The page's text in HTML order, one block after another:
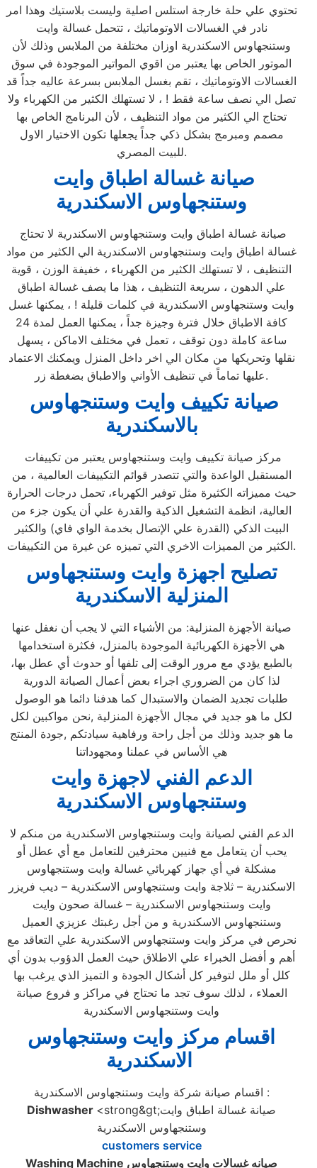
تحتوي علي حلة خارجة استلس اصلية وليست بلاستيك وهذا امر
نادر في الغسالات الاوتوماتيك ، تتحمل غسالة وايت
وستنجهاوس الاسكندرية اوزان مختلفة من الملابس وذلك لأن
الموتور الخاص بها يعتبر من اقوي المواتير الموجودة في سوق
الغسالات الاوتوماتيك ، تقم بغسل الملابس بسرعة عاليه جداً قد
تصل الي نصف ساعة فقط ! ، لا تستهلك الكثير من الكهرباء ولا
تحتاج الي الكثير من مواد التنظيف ، لأن البرنامج الخاص بها
مصمم ومبرمج بشكل ذكي جداً يجعلها تكون الاختيار الاول
للبيت المصري.
وستنجهاوس الاسكندرية
غسالة اطباق وايت وستنجهاوس الاسكندرية الي الكثير من مواد
التنظيف ، لا تستهلك الكثير من الكهرباء ، خفيفة الوزن ، قوية
علي الدهون ، سريعة التنظيف ، هذا ما يصف غسالة اطباق
وايت وستنجهاوس الاسكندرية في كلمات قليلة ! ، يمكنها غسل
كافة الاطباق خلال فترة وجيزة جداً ، يمكنها العمل لمدة 24
ساعة كاملة دون توقف ، تعمل في مختلف الاماكن ، يسهل
نقلها وتحريكها من مكان الي اخر داخل المنزل ويمكنك الاعتماد
عليها تماماً في تنظيف الأواني والاطباق بضغطة زر.
بالاسكندرية
المستقبل الواعدة والتي تتصدر قوائم التكييفات العالمية ، من
حيث مميزاته الكثيرة مثل توفير الكهرباء، تحمل درجات الحرارة
العالية، انظمة التشغيل الذكية والقدرة علي أن يكون جزء من
البيت الذكي (القدرة علي الإتصال بخدمة الواي فاي) والكثير
الكثير من المميزات الاخري التي تميزه عن غيرة من التكييفات.
تصليح اجهزة وايت وستنجهاوس
المنزلية الاسكندرية
صيانة الأجهزة المنزلية: من الأشياء التي لا يجب أن نغفل عنها
هي الأجهزة الكهربائية الموجودة بالمنزل، فكثرة استخدامها
بالطبع يؤدي مع مرور الوقت إلى تلفها أو حدوث أي عطل بها،
لذا كان من الضروري اجراء بعض أعمال الصيانة الدورية
طلبات تجديد الضمان والاستبدال كما هدفنا دائما هو الوصول
لكل ما هو جديد في مجال الأجهزة المنزلية ,نحن مواكبين لكل
ما هو جديد وذلك من أجل راحة ورفاهية سيادتكم ,جودة المنتج
هي الأساس في عملنا ومجهوداتنا
الدعم الفني لاجهزة وايت
وستنجهاوس الاسكندرية
الدعم الفني لصيانة وايت وستنجهاوس الاسكندرية من منكم لا
يحب أن يتعامل مع فنيين محترفين للتعامل مع أي عطل أو
مشكلة في أي جهاز كهربائي غسالة وايت وستنجهاوس
الاسكندرية – ثلاجة وايت وستنجهاوس الاسكندرية – ديب فريزر
وايت وستنجهاوس الاسكندرية – غسالة صحون وايت
وستنجهاوس الاسكندرية و من أجل رغبتك عزيزي العميل
نحرص في مركز وايت وستنجهاوس الاسكندرية علي التعاقد مع
أهم و أفضل الخبراء علي الاطلاق حيث العمل الدؤوب بدون أي
كلل أو ملل لتوفير كل أشكال الجودة و التميز الذي يرغب بها
العملاء ، لذلك سوف تجد ما تحتاج في مراكز و فروع صيانة
وايت وستنجهاوس الاسكندرية
اقسام مركز وايت وستنجهاوس
الاسكندرية
اقسام صيانة شركة وايت وستنجهاوس الاسكندرية :
Dishwasher <strong&gt;صيانة غسالة اطباق وايت
وستنجهاوس الاسكندرية
customers service
Washing Machine صيانه غسالات وايت وستنجهاوس